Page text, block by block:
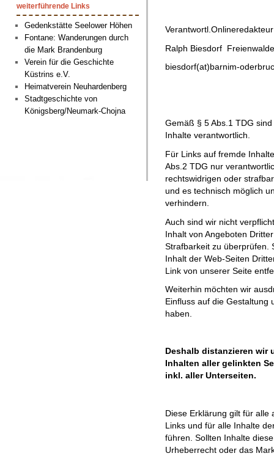
weiterführende Links
Gedenkstätte Seelower Höhen
Fontane: Wanderungen durch
die Mark Brandenburg
Verein für die Geschichte
Küstrins e.V.
Heimatverein Neuhardenberg
Stadtgeschichte von
Königsberg/Neumark-Chojna
Ralph Biesdorf
biesdorf(at)barnim-
Gemäß § 5 Abs.1 TDG
Inhalte verantwortlich.
Für Links auf fremde
Abs.2 TDG nur
rechtswidrigen oder
und es technisch möglich
verhindern.
Auch sind wir nicht
Inhalt von Angeboten
Strafbarkeit zu überprüfen.
Inhalt der Web-Seiten
Link von unserer Seite
Weiterhin möchten wir
Einfluss auf die Gestaltung
haben.
Deshalb distanzieren wir
Inhalten aller gelinkten
inkl. aller Unterseiten.
Diese Erklärung gilt für alle
Links und für alle Inhalte
führen. Sollten Inhalte
Urheberrecht oder das